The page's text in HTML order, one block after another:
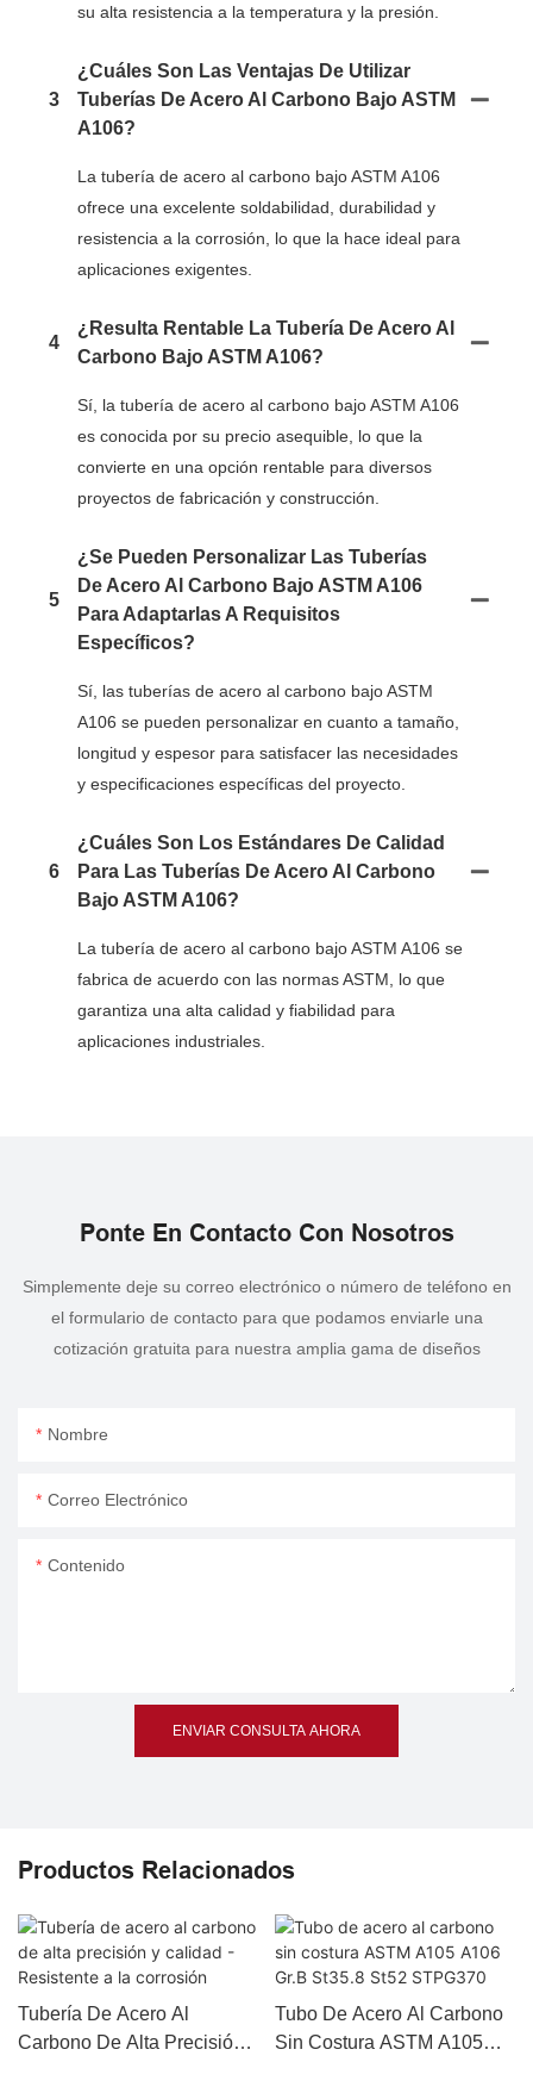
su alta resistencia a la temperatura y la presión.
3
¿Cuáles Son Las Ventajas De Utilizar
Tuberías De Acero Al Carbono Bajo ASTM
A106?
La tubería de acero al carbono bajo ASTM A106
ofrece una excelente soldabilidad, durabilidad y
resistencia a la corrosión, lo que la hace ideal para
aplicaciones exigentes.
4
¿Resulta Rentable La Tubería De Acero Al
Carbono Bajo ASTM A106?
Sí, la tubería de acero al carbono bajo ASTM A106
es conocida por su precio asequible, lo que la
convierte en una opción rentable para diversos
proyectos de fabricación y construcción.
5
¿Se Pueden Personalizar Las Tuberías
De Acero Al Carbono Bajo ASTM A106
Para Adaptarlas A Requisitos
Específicos?
Sí, las tuberías de acero al carbono bajo ASTM
A106 se pueden personalizar en cuanto a tamaño,
longitud y espesor para satisfacer las necesidades
y especificaciones específicas del proyecto.
6
¿Cuáles Son Los Estándares De Calidad
Para Las Tuberías De Acero Al Carbono
Bajo ASTM A106?
La tubería de acero al carbono bajo ASTM A106 se
fabrica de acuerdo con las normas ASTM, lo que
garantiza una alta calidad y fiabilidad para
aplicaciones industriales.
Ponte En Contacto Con Nosotros
Simplemente deje su correo electrónico o número de teléfono en
el formulario de contacto para que podamos enviarle una
cotización gratuita para nuestra amplia gama de diseños
Nombre
Correo Electrónico
Contenido
ENVIAR CONSULTA AHORA
Productos Relacionados
Tubería De Acero Al
Carbono De Alta Precisión
Tubo De Acero Al Carbono
Sin Costura ASTM A105